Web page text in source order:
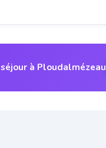
à Ploudalmézeau